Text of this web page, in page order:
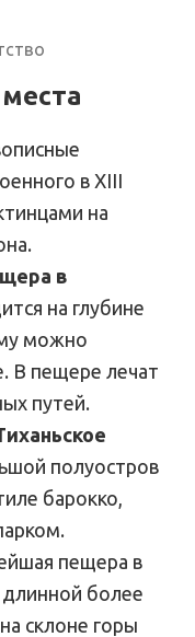
в XIII
на
в
на глубине
можно
В пещере лечат
путей.
полуостров
барокко,
пещера в
длинной более
склоне горы